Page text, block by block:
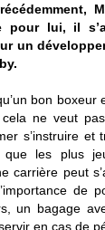
pour lui, il
un
bon boxeur
cela ne veut
s’instruire et
que les plus
carrière peut
de
un bagage
en cas de